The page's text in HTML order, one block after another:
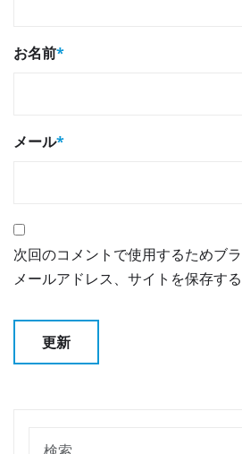
お名前*
メール*
次回のコメントで使用するためブ
メールアドレス、サイトを保存する